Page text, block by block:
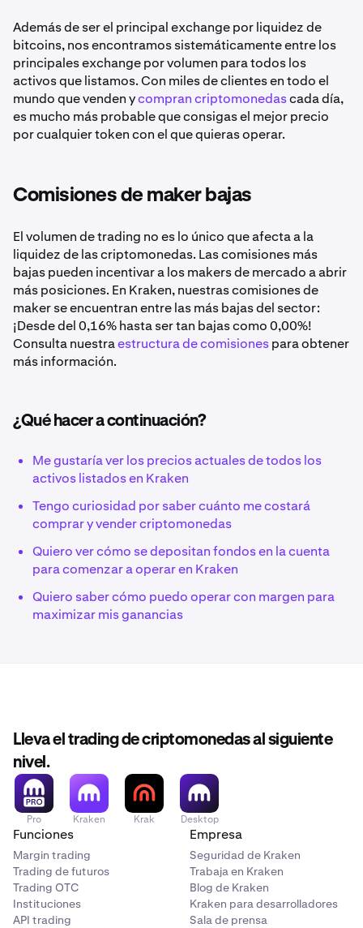
Además de ser el principal exchange por liquidez de
bitcoins, nos encontramos sistemáticamente entre los
principales exchange por volumen para todos los
activos que listamos. Con miles de clientes en todo el
mundo que venden ycompran criptomonedascada día,
es mucho más probable que consigas el mejor precio
por cualquier token con el que quieras operar.
Comisiones de maker bajas
El volumen de trading no es lo único que afecta a la
liquidez de las criptomonedas. Las comisiones más
bajas pueden incentivar a los makers de mercado a abrir
más posiciones. En Kraken, nuestras comisiones de
maker se encuentran entre las más bajas del sector:
¡Desde del 0,16% hasta ser tan bajas como 0,00%!
Consulta nuestraestructura de comisionespara obtener
más información.
¿Qué hacer a continuación?
Me gustaría ver los precios actuales de todos los
activos listados en Kraken
Tengo curiosidad por saber cuánto me costará
comprar y vender criptomonedas
Quiero ver cómo se depositan fondos en la cuenta
para comenzar a operar en Kraken
Quiero saber cómo puedo operar con margen para
maximizar mis ganancias
Lleva el trading de criptomonedas al siguiente
nivel.
Pro Kraken Krak Desktop
Funciones
Margin trading
Trading de futuros
Trading OTC
Instituciones
API trading
Empresa
Seguridad de Kraken
Trabaja en Kraken
Blog de Kraken
Kraken para desarrolladores
Sala de prensa